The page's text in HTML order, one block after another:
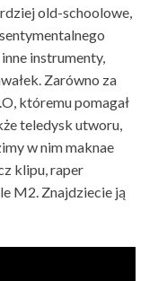
old-schoolowe,
instrumenty,
Zarówno za
któremu pomagał
teledysk utworu,
w nim maknae
klipu, raper
M2. Znajdziecie ją